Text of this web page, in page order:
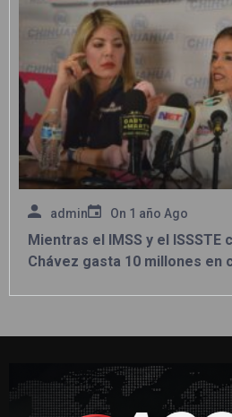
admin On 1 año Ago
Mientras el IMSS y el ISSSTE
Chávez gasta 10 millones en